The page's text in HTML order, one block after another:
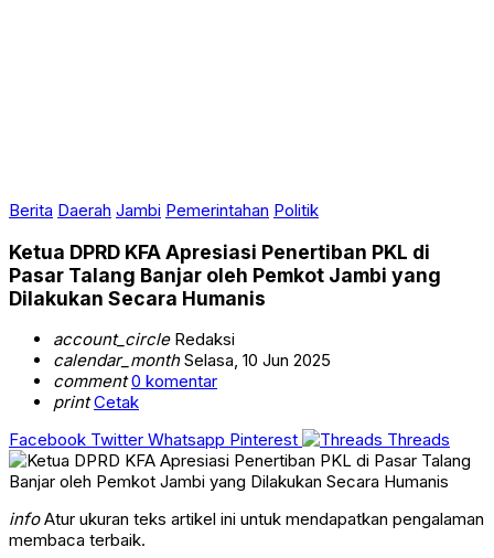
Berita Daerah Jambi Pemerintahan Politik
Ketua DPRD KFA Apresiasi Penertiban PKL di
Pasar Talang Banjar oleh Pemkot Jambi yang
Dilakukan Secara Humanis
account_circleRedaksi
calendar_monthSelasa, 10 Jun 2025
comment 0 komentar
print Cetak
Facebook Twitter Whatsapp Pinterest Threads
infoAtur ukuran teks artikel ini untuk mendapatkan pengalaman
membaca terbaik.